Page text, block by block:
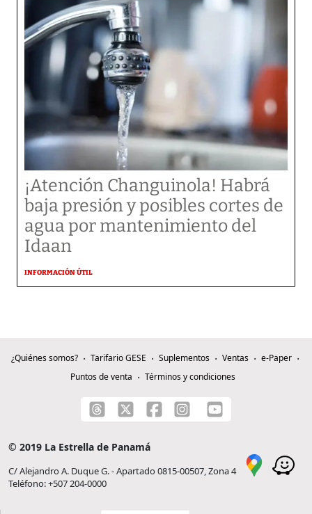
¡Atención Changuinola! Habrá
baja presión y posibles cortes de
agua por mantenimiento del
Idaan
INFORMACIÓN ÚTIL
¿Quiénes somos? Tarifario GESE Suplementos Ventas
e-Paper
Puntos de venta
Términos y condiciones
© 2019 La Estrella de Panamá
C/ Alejandro A. Duque G. - Apartado 0815-00507, Zona 4
Teléfono: +507 204-0000